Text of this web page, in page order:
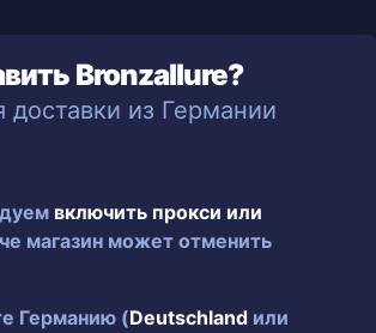
Bronzallure?
доставки из Германии
включить прокси или
магазин может отменить
Германию (Deutschland или